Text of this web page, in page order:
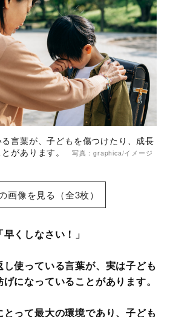
言葉が、子どもを傷つけたり、成長
があります。
写真：graphica/イメージ
画像を見る（全3枚）
くしなさい！」
使っている言葉が、実は子ども
になっていることがあります。
って最大の環境であり、子ども